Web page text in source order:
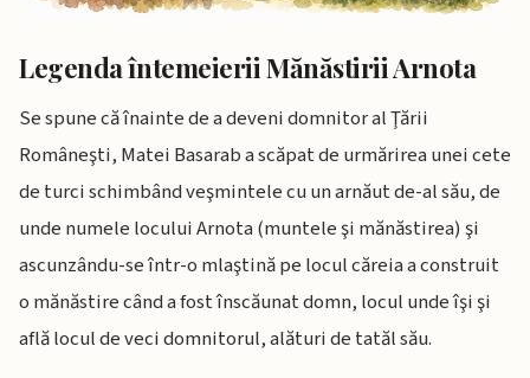
Legenda întemeierii Mănăstirii Arnota
Se spune că înainte de a deveni domnitor al Ţării
Româneşti, Matei Basarab a scăpat de urmărirea unei cete
de turci schimbând veşmintele cu un arnăut de-al său, de
unde numele locului Arnota (muntele şi mănăstirea) şi
ascunzându-se într-o mlaştină pe locul căreia a construit
o mănăstire când a fost înscăunat domn, locul unde îşi şi
află locul de veci domnitorul, alături de tatăl său.